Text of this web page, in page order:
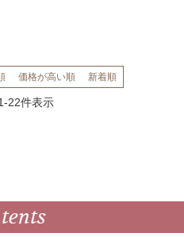
価格が高い順 新着順
-22件表示